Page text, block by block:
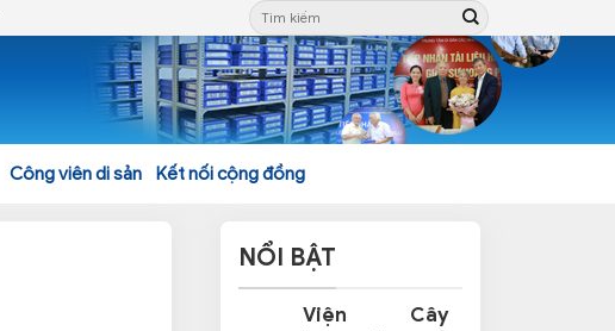
Công viên di sản Kết nối cộng đồng
NỔI BẬT
Viện Cây